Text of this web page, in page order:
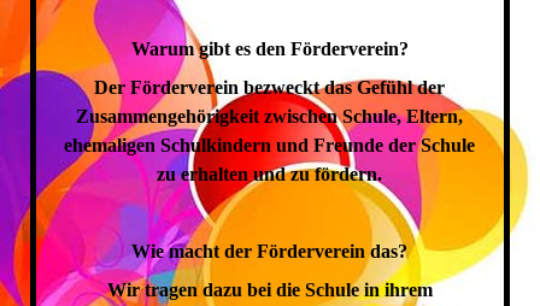
Warum gibt es den Förderverein?
Der Förderverein bezweckt das Gefühl der
Zusammengehörigkeit zwischen Schule, Eltern,
ehemaligen Schulkindern und Freunde der Schule
zu erhalten und zu fördern.
Wie macht der Förderverein das?
Wir tragen dazu bei die Schule in ihrem